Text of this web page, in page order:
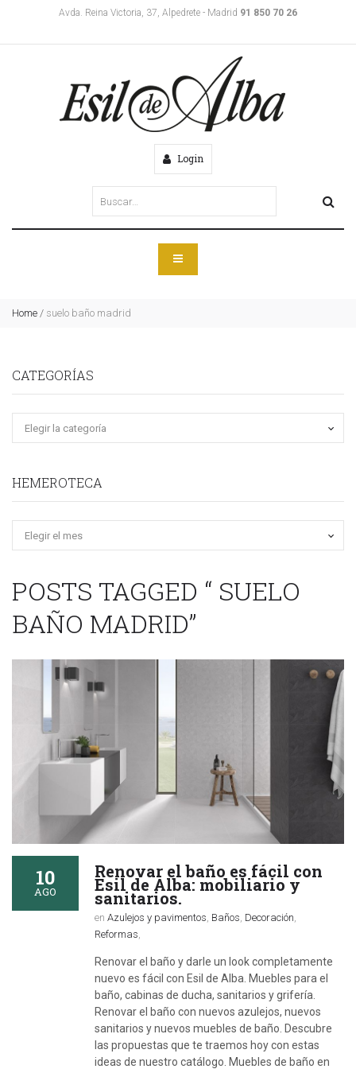
Avda. Reina Victoria, 37, Alpedrete - Madrid 91 850 70 26
Login
Home / suelo baño madrid
CATEGORÍAS
HEMEROTECA
POSTS TAGGED “ SUELO
BAÑO MADRID”
10
AGO
Renovar el baño es fácil con
Esil de Alba: mobiliario y
sanitarios.
en Azulejos y pavimentos Baños Decoración
Reformas
Renovar el baño y darle un look completamente
nuevo es fácil con Esil de Alba. Muebles para el
baño, cabinas de ducha, sanitarios y grifería.
Renovar el baño con nuevos azulejos, nuevos
sanitarios y nuevos muebles de baño. Descubre
las propuestas que te traemos hoy con estas
ideas de nuestro catálogo. Muebles de baño en